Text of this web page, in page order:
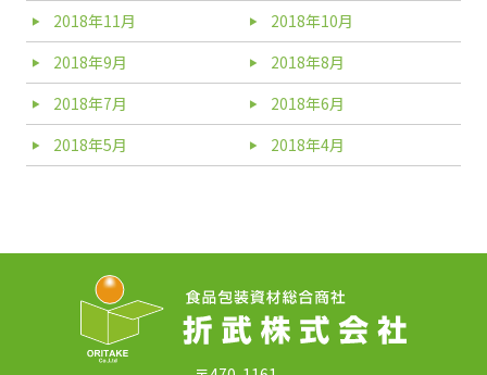
2018年11月
2018年10月
2018年9月
2018年8月
2018年7月
2018年6月
2018年5月
2018年4月